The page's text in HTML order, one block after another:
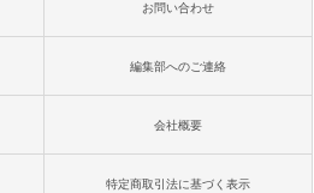
お問い合わせ
編集部へのご連絡
会社概要
特定商取引法に基づく表示